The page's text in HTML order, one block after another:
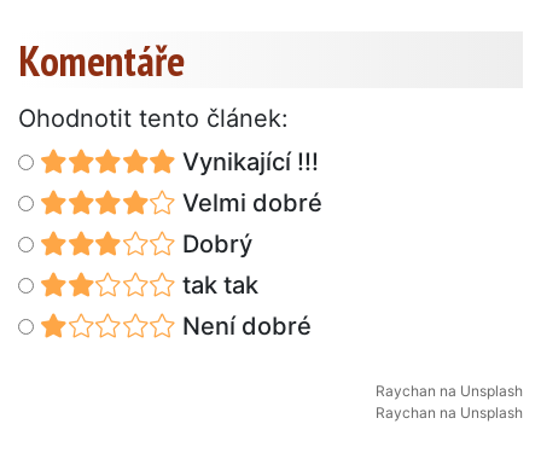
Komentáře
Ohodnotit tento článek:
Vynikající !!!
Velmi dobré
Dobrý
tak tak
Není dobré
Raychan na Unsplash
Raychan na Unsplash